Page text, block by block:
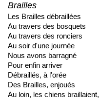
Brailles
Les Brailles débraillées
Au travers des bosquets
Au travers des ronciers
Au soir d'une journée
Nous avons barragné
Pour enfin arriver
Débraillés, à l'orée
Des Brailles, enjoués
Au loin, les chiens braillaient,